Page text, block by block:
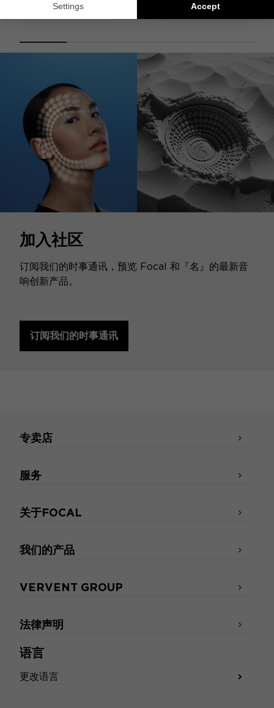
加入社区
订阅我们的时事通讯，预览 Focal 和『名』的最新音
响创新产品。
订阅我们的时事通讯
语言
更改语言
专卖店
服务
关于FOCAL
我们的产品
VERVENT GROUP
法律声明